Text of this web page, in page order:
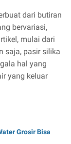
dari butiran
bervariasi,
mulai dari
saja, pasir silika
hal yang
yang keluar
Grosir Bisa